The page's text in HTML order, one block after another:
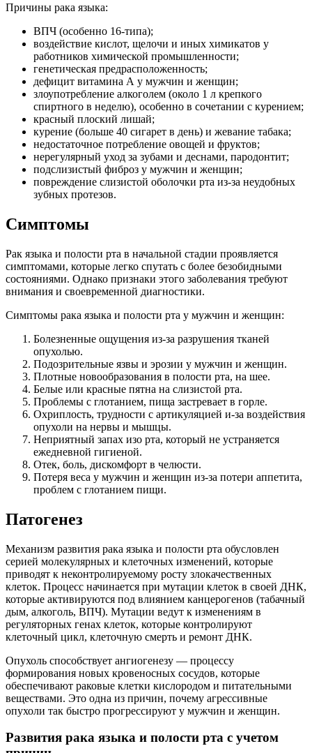
Причины рака языка:
ВПЧ (особенно 16-типа);
воздействие кислот, щелочи и иных химикатов у
работников химической промышленности;
генетическая предрасположенность;
дефицит витамина А у мужчин и женщин;
злоупотребление алкоголем (около 1 л крепкого
спиртного в неделю), особенно в сочетании с курением;
красный плоский лишай;
курение (больше 40 сигарет в день) и жевание табака;
недостаточное потребление овощей и фруктов;
нерегулярный уход за зубами и деснами, пародонтит;
подслизистый фиброз у мужчин и женщин;
повреждение слизистой оболочки рта из-за неудобных
зубных протезов.
Симптомы
Рак языка и полости рта в начальной стадии проявляется
симптомами, которые легко спутать с более безобидными
состояниями. Однако признаки этого заболевания требуют
внимания и своевременной диагностики.
Симптомы рака языка и полости рта у мужчин и женщин:
Болезненные ощущения из-за разрушения тканей
опухолью.
Подозрительные язвы и эрозии у мужчин и женщин.
Плотные новообразования в полости рта, на шее.
Белые или красные пятна на слизистой рта.
Проблемы с глотанием, пища застревает в горле.
Охриплость, трудности с артикуляцией и-за воздействия
опухоли на нервы и мышцы.
Неприятный запах изо рта, который не устраняется
ежедневной гигиеной.
Отек, боль, дискомфорт в челюсти.
Потеря веса у мужчин и женщин из-за потери аппетита,
проблем с глотанием пищи.
Патогенез
Механизм развития рака языка и полости рта обусловлен
серией молекулярных и клеточных изменений, которые
приводят к неконтролируемому росту злокачественных
клеток. Процесс начинается при мутации клеток в своей ДНК,
которые активируются под влиянием канцерогенов (табачный
дым, алкоголь, ВПЧ). Мутации ведут к изменениям в
регуляторных генах клеток, которые контролируют
клеточный цикл, клеточную смерть и ремонт ДНК.
Опухоль способствует ангиогенезу — процессу
формирования новых кровеносных сосудов, которые
обеспечивают раковые клетки кислородом и питательными
веществами. Это одна из причин, почему агрессивные
опухоли так быстро прогрессируют у мужчин и женщин.
Развития рака языка и полости рта с учетом